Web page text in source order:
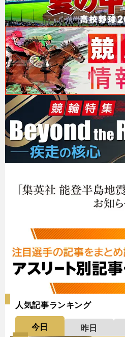
人気記事ランキング
今日 昨日